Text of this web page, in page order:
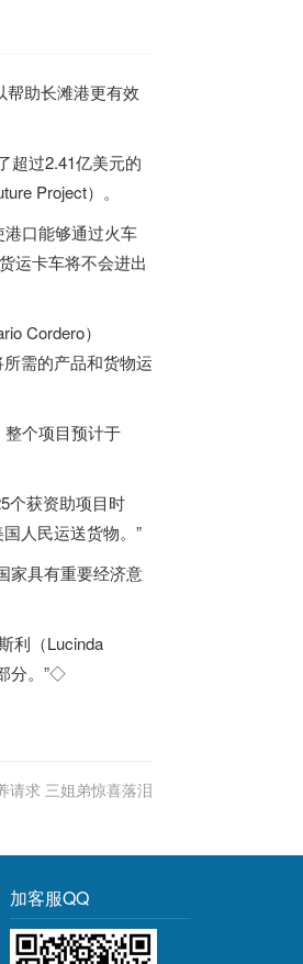
帮助长滩港更有效
超过2.41亿美元的
Project）。
口能够通过火车
运卡车将不会进出
Cordero）
需的产品和货物运
个项目预计于
个获资助项目时
人民运送货物。”
家具有重要经济意
利（Lucinda
分。”◇
请求 三姐弟惊喜落泪
加客服QQ